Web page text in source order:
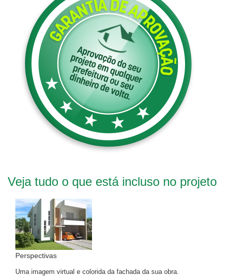
Veja tudo o que está incluso no projeto
Perspectivas
Uma imagem virtual e colorida da fachada da sua obra.